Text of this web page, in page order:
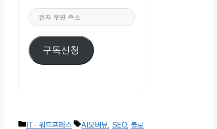
전
우
편
구독신청
카
IT · 워드프레스
태
AI오버뷰, SEO, 블로